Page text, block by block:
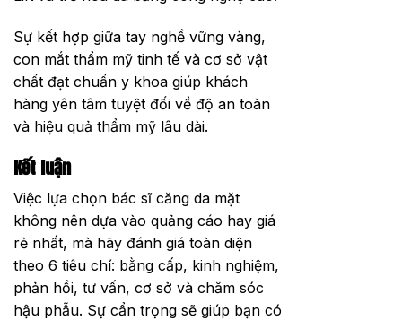
Sự kết hợp giữa tay nghề vững vàng,
con mắt thẩm mỹ tinh tế và cơ sở vật
chất đạt chuẩn y khoa giúp khách
hàng yên tâm tuyệt đối về độ an toàn
và hiệu quả thẩm mỹ lâu dài.
Kết luận
Việc lựa chọn bác sĩ căng da mặt
không nên dựa vào quảng cáo hay giá
rẻ nhất, mà hãy đánh giá toàn diện
theo 6 tiêu chí: bằng cấp, kinh nghiệm,
phản hồi, tư vấn, cơ sở và chăm sóc
hậu phẫu. Sự cẩn trọng sẽ giúp bạn có